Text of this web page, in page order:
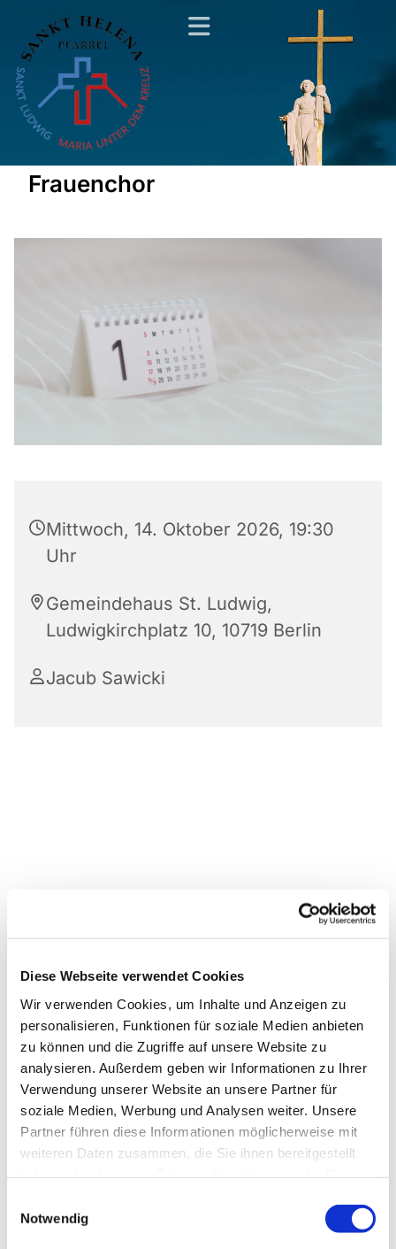
Diese Webseite verwendet Cookies
Wir verwenden Cookies, um Inhalte und Anzeigen zu
personalisieren, Funktionen für soziale Medien anbieten
zu können und die Zugriffe auf unsere Website zu
analysieren. Außerdem geben wir Informationen zu Ihrer
Verwendung unserer Website an unsere Partner für
soziale Medien, Werbung und Analysen weiter. Unsere
Partner führen diese Informationen möglicherweise mit
weiteren Daten zusammen, die Sie ihnen bereitgestellt
Notwendig
Frauenchor
Mittwoch, 14. Oktober 2026, 19:30
Uhr
Gemeindehaus St. Ludwig,
Ludwigkirchplatz 10, 10719 Berlin
Jacub Sawicki
Dies könnte Sie auch
interessieren